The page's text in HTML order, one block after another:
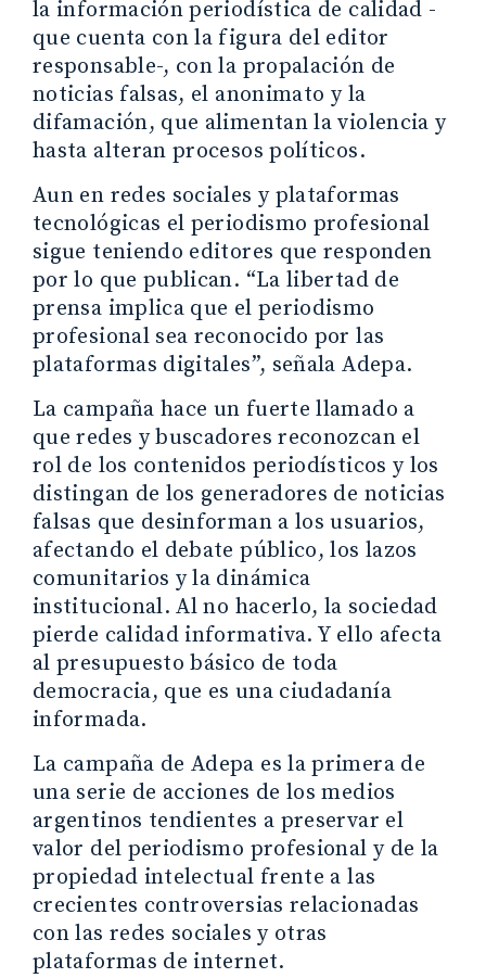
la información periodística de calidad -
que cuenta con la figura del editor
responsable-, con la propalación de
noticias falsas, el anonimato y la
difamación, que alimentan la violencia y
hasta alteran procesos políticos.
Aun en redes sociales y plataformas
tecnológicas el periodismo profesional
sigue teniendo editores que responden
por lo que publican. “La libertad de
prensa implica que el periodismo
profesional sea reconocido por las
plataformas digitales”, señala Adepa.
La campaña hace un fuerte llamado a
que redes y buscadores reconozcan el
rol de los contenidos periodísticos y los
distingan de los generadores de noticias
falsas que desinforman a los usuarios,
afectando el debate público, los lazos
comunitarios y la dinámica
institucional. Al no hacerlo, la sociedad
pierde calidad informativa. Y ello afecta
al presupuesto básico de toda
democracia, que es una ciudadanía
informada.
La campaña de Adepa es la primera de
una serie de acciones de los medios
argentinos tendientes a preservar el
valor del periodismo profesional y de la
propiedad intelectual frente a las
crecientes controversias relacionadas
con las redes sociales y otras
plataformas de internet.